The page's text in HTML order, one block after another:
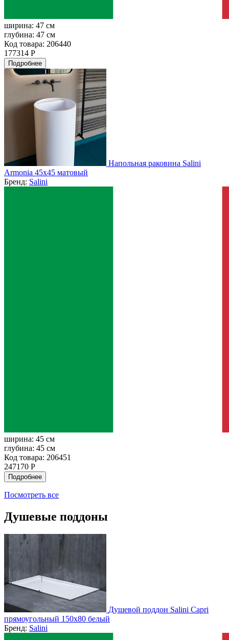
ширина: 47 см
глубина: 47 см
Код товара: 206440
177314 Р
Подробнее
Напольная раковина Salini
Armonia 45x45 матовый
Бренд: Salini
ширина: 45 см
глубина: 45 см
Код товара: 206451
247170 Р
Подробнее
Посмотреть все
Душевые поддоны
Душевой поддон Salini Capri
прямоугольный 150x80 белый
Бренд: Salini